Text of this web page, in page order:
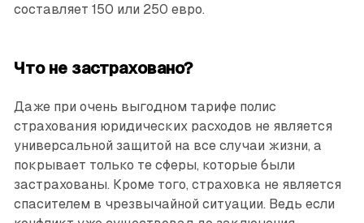
составляет 150 или 250 евро.
Что не застраховано?
Даже при очень выгодном тарифе полис
страхования юридических расходов не является
универсальной защитой на все случаи жизни, а
покрывает только те сферы, которые были
застрахованы. Кроме того, страховка не является
спасителем в чрезвычайной ситуации. Ведь если